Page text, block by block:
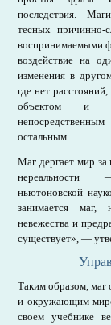
последствия.
тесных причинно-
воспринимаемыми
воздействие на
изменения в
где нет
объектом и
остальным.
Маг дергает мир
ньютоновской
занимается маг,
невежества и
существует», —
Таким образом, маг
и окружающим
своем учебнике